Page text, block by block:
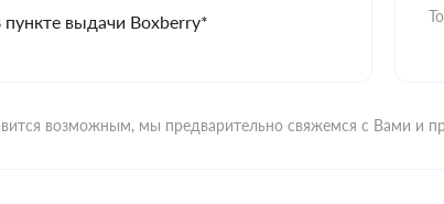
пункте выдачи Boxberry*
возможным, мы предварительно свяжемся с Вами и